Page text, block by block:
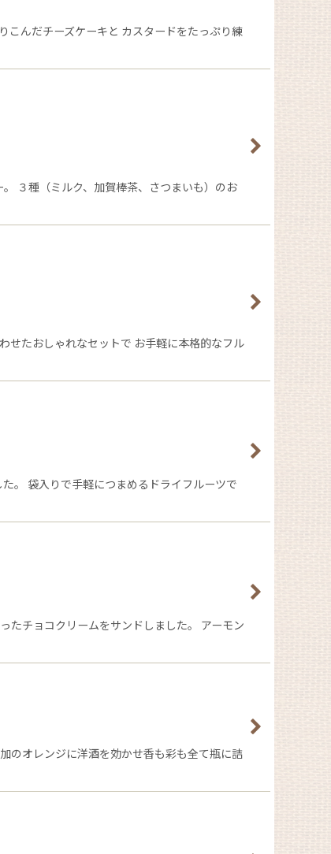
んだチーズケーキと カスタードをたっぷり練
３種（ミルク、加賀棒茶、さつまいも）のお
せたおしゃれなセットで お手軽に本格的なフル
。 袋入りで手軽につまめるドライフルーツで
たチョコクリームをサンドしました。 アーモン
のオレンジに洋酒を効かせ香も彩も全て瓶に詰